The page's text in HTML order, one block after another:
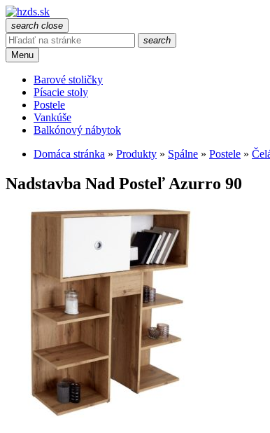
search close
search
Menu
Barové stoličky
Písacie stoly
Postele
Vankúše
Balkónový nábytok
Domáca stránka » Produkty » Spálne » Postele »
Nadstavba Nad Posteľ Azurro 90